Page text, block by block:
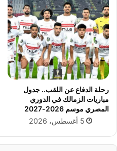
ا
إ
ث
ي
و
ب
ي
ا
ا
ك
ت
م
رحلة الدفاع عن اللقب.. جدول
مباريات الزمالك في الدوري
المصري موسم 2026-2027
5 أغسطس، 2026